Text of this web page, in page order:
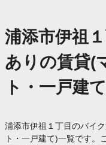
浦添市伊祖
ありの賃貸(
ト・一戸建
浦添市伊祖１丁目のバイ
ト・一戸建て)一覧です。